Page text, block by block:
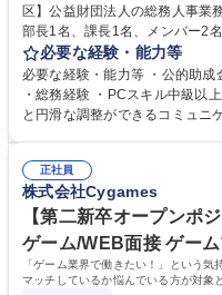
区】公益財団法人の総務人事業務／年間休日
部長1名、課長1名、メンバー2
当者として業務を覚えていただ
ジションとして活躍いただくことを期待し
プの業務内容】 ・人事制度関
怠管理 ・官公庁への各種提出
管理 ・福利厚生関連 ・職員か
業務全般 募集職種 【東京／文京区】公益財団法人の総務人事業務／年間
休日125日
必要な経験・能力等
必要な経験・能力等 ・公的助
・総務経験 ・PCスキル中級以
と円滑な調整ができるコミュニケー
正社員
株式会社Cygames
【第二新卒オープンポ
ゲーム/WEB面接 ゲー
「ゲーム業界で働きたい！」という
マッチしているか悩んでいる方が対象